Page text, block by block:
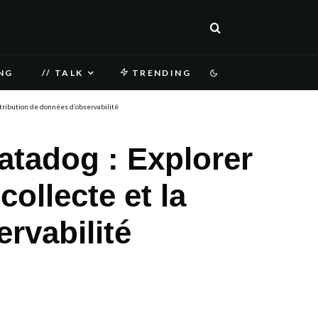
// TALK TRENDING
de données d’observabilité
: Explorer
et la